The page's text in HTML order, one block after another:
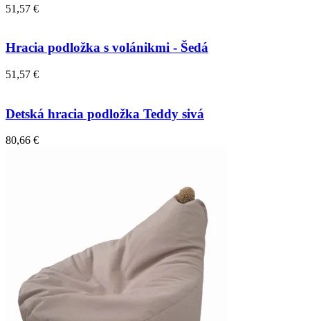
51,57 €
Hracia podložka s volánikmi - Šedá
51,57 €
Detská hracia podložka Teddy sivá
80,66 €